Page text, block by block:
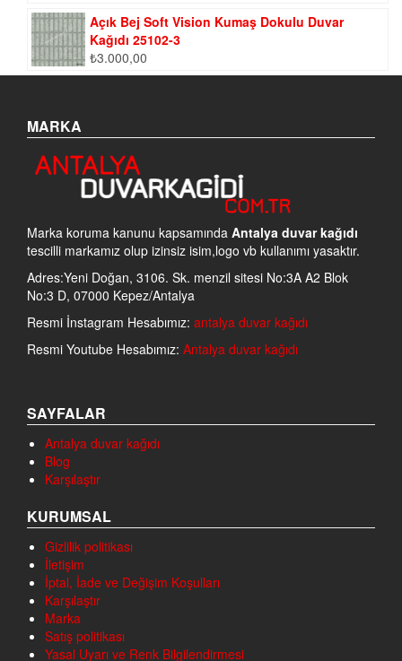
Açık Bej Soft Vision Kumaş Dokulu Duvar
Kağıdı 25102-3
₺3.000,00
MARKA
Marka koruma kanunu kapsamında Antalya duvar kağıdı
tescilli markamız olup izinsiz isim,logo vb kullanımı yasaktır.
Adres:Yeni Doğan, 3106. Sk. menzil sitesi No:3A A2 Blok
No:3 D, 07000 Kepez/Antalya
Resmi İnstagram Hesabımız: antalya duvar kağıdı
Resmi Youtube Hesabımız: Antalya duvar kağıdı
SAYFALAR
Antalya duvar kağıdı
Blog
Karşılaştır
KURUMSAL
Gizlilik politikası
İletişim
İptal, İade ve Değişim Koşulları
Karşılaştır
Marka
Satış politikası
Yasal Uyarı ve Renk Bilgilendirmesi